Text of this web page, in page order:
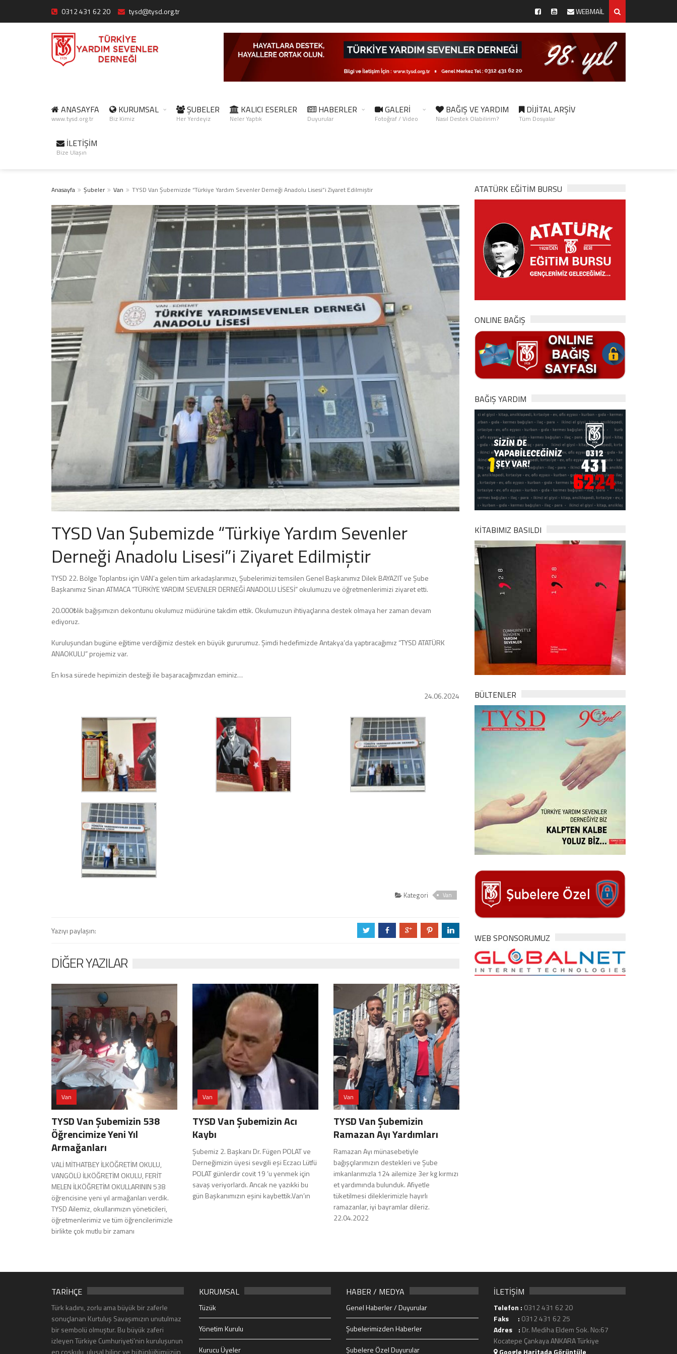
0312 431 62 20 tysd@tysd.org.tr WEBMAİL
ANASAYFA
www.tysd.org.tr
KURUMSAL
Biz Kimiz
ŞUBELER
Her Yerdeyiz
KALICI ESERLER
Neler Yaptık
HABERLER
Duyurular
GALERİ
Fotoğraf / Video
BAĞIŞ VE YARDIM
Nasıl Destek Olabilirim?
DİJİTAL ARŞİV
Tüm Dosyalar
İLETİŞİM
Bize Ulaşın
Anasayfa Şubeler Van TYSD Van Şubemizde “Türkiye Yardım Sevenler Derneği Anadolu Lisesi”i Ziyaret Edilmiştir
TYSD Van Şubemizde “Türkiye Yardım Sevenler
Derneği Anadolu Lisesi”i Ziyaret Edilmiştir
TYSD 22. Bölge Toplantısı için VAN’a gelen tüm arkadaşlarımızı, Şubelerimizi temsilen Genel Başkanımız Dilek BAYAZIT ve Şube
Başkanımız Sinan ATMACA “TÜRKİYE YARDIM SEVENLER DERNEĞİ ANADOLU LİSESİ” okulumuzu ve öğretmenlerimizi ziyaret etti.
20.000₺lik bağışımızın dekontunu okulumuz müdürüne takdim ettik. Okulumuzun ihtiyaçlarına destek olmaya her zaman devam
ediyoruz.
Kuruluşundan bugüne eğitime verdiğimiz destek en büyük gururumuz. Şimdi hedefimizde Antakya’da yaptıracağımız “TYSD ATATÜRK
ANAOKULU” projemiz var.
En kısa sürede hepimizin desteği ile başaracağımızdan eminiz…
24.06.2024
Kategori Van
Yazıyı paylaşın: a b c d j
DIĞER YAZILAR
Van
TYSD Van Şubemizin 538
Öğrencimize Yeni Yıl
Armağanları
VALİ MİTHATBEY İLKÖĞRETİM OKULU,
VANGÖLÜ İLKÖĞRETİM OKULU, FERİT
MELEN İLKÖĞRETİM OKULLARININ 538
öğrencisine yeni yıl armağanları verdik.
TYSD Ailemiz, okullarımızın yöneticileri,
öğretmenlerimiz ve tüm öğrencilerimizle
birlikte çok mutlu bir zamanı
Van
TYSD Van Şubemizin Acı
Kaybı
Şubemiz 2. Başkanı Dr. Fügen POLAT ve
Derneğimizin üyesi sevgili eşi Eczacı Lütfü
POLAT günlerdir covit 19 ‘u yenmek için
savaş veriyorlardı. Ancak ne yazıkki bu
gün Başkanımızın eşini kaybettik.Van’ın
Van
TYSD Van Şubemizin
Ramazan Ayı Yardımları
Ramazan Ayı münasebetiyle
bağışçılarımızın destekleri ve Şube
imkanlarımızla 124 ailemize 3er kg kırmızı
et yardımında bulunduk. Afiyetle
tüketilmesi dileklerimizle hayırlı
ramazanlar, iyi bayramlar dileriz.
22.04.2022
ATATÜRK EĞITIM BURSU
ONLINE BAĞIŞ
BAĞIŞ YARDIM
KİTABIMIZ BASILDI
BÜLTENLER
WEB SPONSORUMUZ
TARİHÇE
Türk kadını, zorlu ama büyük bir zaferle
sonuçlanan Kurtuluş Savaşımızın unutulmaz
bir sembolü olmuştur. Bu büyük zaferi
izleyen Türkiye Cumhuriyeti’nin kuruluşunun
en coşkulu, ulusal bilinç ve bütünlüğümüzün
KURUMSAL
Tüzük
Yönetim Kurulu
Kurucu Üyeler
HABER / MEDYA
Genel Haberler / Duyurular
Şubelerimizden Haberler
Şubelere Özel Duyurular
İLETİŞİM
Telefon : 0312 431 62 20
Faks : 0312 431 62 25
Adres : Dr. Mediha Eldem Sok. No:67
Kocatepe Çankaya ANKARA Türkiye
Google Haritada Görüntüle